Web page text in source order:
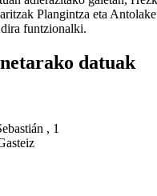
Plangintza eta
funtzionalki.
datuak
, 1